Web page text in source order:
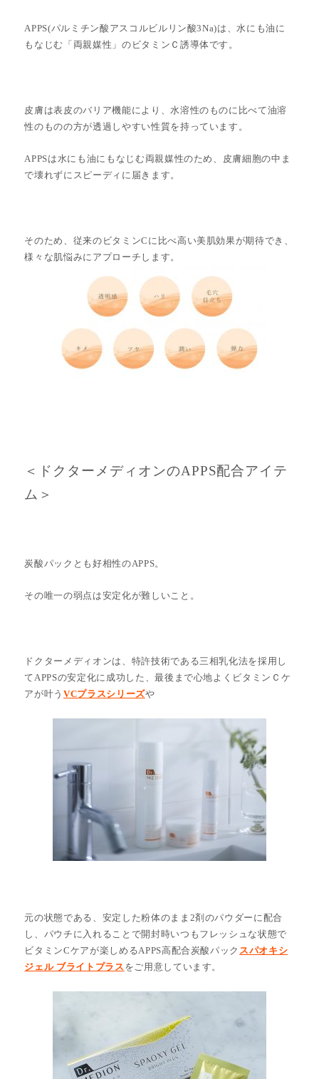
APPS(パルミチン酸アスコルビルリン酸3Na)は、水にも油に
もなじむ「両親媒性」のビタミンＣ誘導体です。
皮膚は表皮のバリア機能により、水溶性のものに比べて油溶
性のものの方が透過しやすい性質を持っています。
APPSは水にも油にもなじむ両親媒性のため、皮膚細胞の中ま
で壊れずにスピーディに届きます。
そのため、従来のビタミンCに比べ高い美肌効果が期待でき、
様々な肌悩みにアプローチします。
＜ドクターメディオンのAPPS配合アイテ
ム＞
炭酸パックとも好相性のAPPS。
その唯一の弱点は安定化が難しいこと。
ドクターメディオンは、特許技術である三相乳化法を採用し
てAPPSの安定化に成功した、最後まで心地よくビタミンＣケ
アが叶うVCプラスシリーズや
元の状態である、安定した粉体のまま2剤のパウダーに配合
し、パウチに入れることで開封時いつもフレッシュな状態で
ビタミンCケアが楽しめるAPPS高配合炭酸パック スパオキシ
ジェル ブライトプラス をご用意しています。